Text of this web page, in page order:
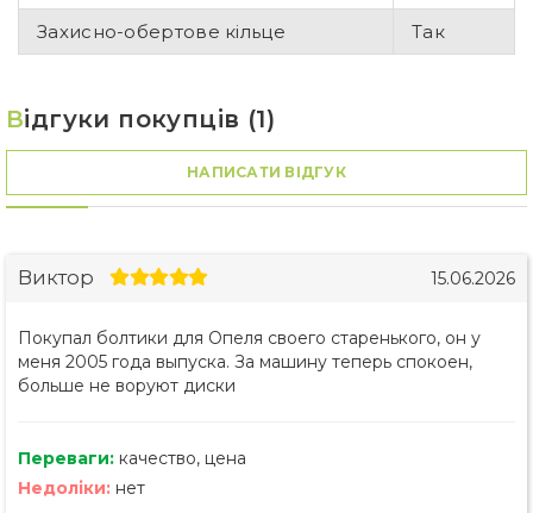
Захисно-обертове кільце Так
Відгуки покупців (1)
НАПИСАТИ ВІДГУК
Виктор 15.06.2026
Покупал болтики для Опеля своего старенького, он у
меня 2005 года выпуска. За машину теперь спокоен,
больше не воруют диски
Переваги: качество, цена
Недоліки: нет